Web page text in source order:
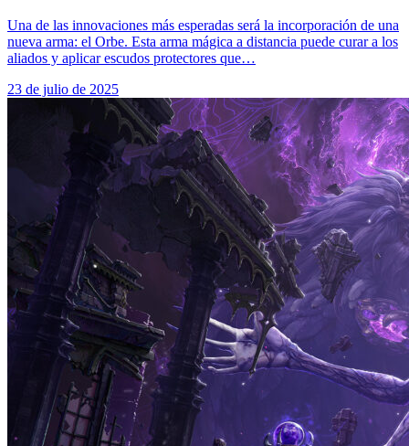
Una de las innovaciones más esperadas será la incorporación de una
nueva arma: el Orbe. Esta arma mágica a distancia puede curar a los
aliados y aplicar escudos protectores que…
23 de julio de 2025